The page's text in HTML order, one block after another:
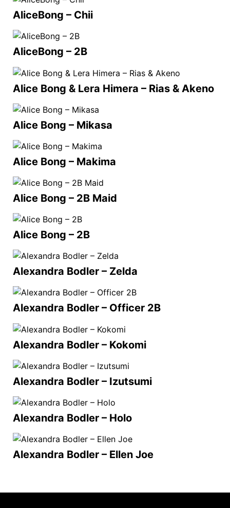
AliceBong – Chii
AliceBong – 2B
Alice Bong & Lera Himera – Rias & Akeno
Alice Bong – Mikasa
Alice Bong – Makima
Alice Bong – 2B Maid
Alice Bong – 2B
Alexandra Bodler – Zelda
Alexandra Bodler – Officer 2B
Alexandra Bodler – Kokomi
Alexandra Bodler – Izutsumi
Alexandra Bodler – Holo
Alexandra Bodler – Ellen Joe